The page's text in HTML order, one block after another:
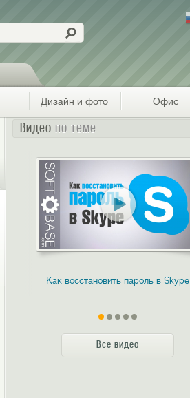
Дизайн и фото Офис
Видео по теме
Как восстановить пароль в Skype
Все видео